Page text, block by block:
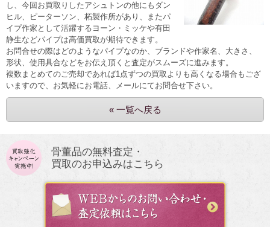
し、今回お買取りしたアシュトンの他にもダン
ヒル、ピーターソン、柘製作所があり、またパ
イプ作家として活躍するヨーン・ミッケや有田
静生などパイプは高価買取が期待できます。
お問合せの際はどのようなパイプなのか、ブランドや作家名、大きさ、
形状、使用具合などをお伝え頂くと査定がスムーズに進みます。
複数まとめてのご売却であれば1点ずつの買取よりも高くなる場合もござ
いますので、お気軽にお電話、メールにてお問合せ下さい。
« 一覧へ戻る
骨董品の無料査定・
買取のお申込みはこちら